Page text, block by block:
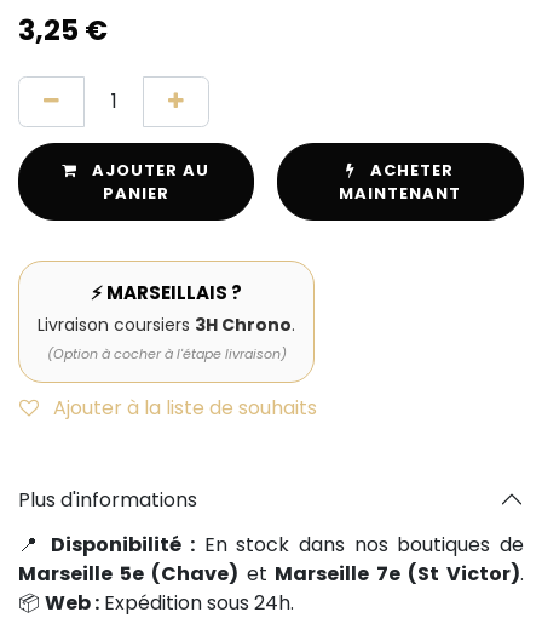
3,25 €
AJOUTER AU
PANIER
ACHETER
MAINTENANT
⚡ MARSEILLAIS ?
Livraison coursiers 3H Chrono.
(Option à cocher à l'étape livraison)
Ajouter à la liste de souhaits
Plus d'informations
📍 Disponibilité : En stock dans nos boutiques de
Marseille 5e (Chave) et Marseille 7e (St Victor).
📦 Web : Expédition sous 24h.